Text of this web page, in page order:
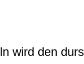
wird den